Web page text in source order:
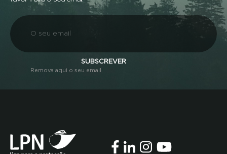
SUBSCREVER
Remova aqui o seu email